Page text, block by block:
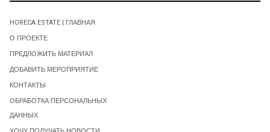
HORECA ESTATE | ГЛАВНАЯ
О ПРОЕКТЕ
ПРЕДЛОЖИТЬ МАТЕРИАЛ
ДОБАВИТЬ МЕРОПРИЯТИЕ
КОНТАКТЫ
ОБРАБОТКА ПЕРСОНАЛЬНЫХ
ДАННЫХ